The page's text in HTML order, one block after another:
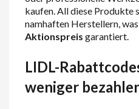
kaufen. All diese Produkte
namhaften Herstellern,
Aktionspreis garantiert.
LIDL-
weniger